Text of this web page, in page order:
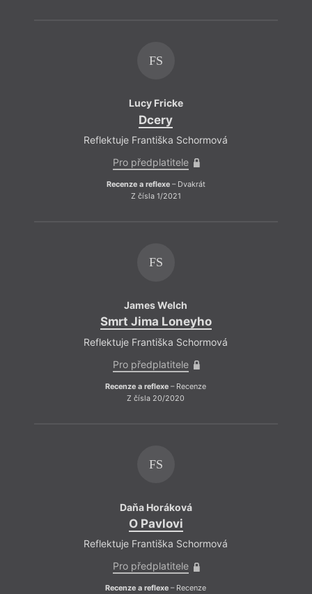
FS
Lucy Fricke
Dcery
Reflektuje Františka Schormová
Pro předplatitele
Recenze a reflexe– Dvakrát
Z čísla 1/2021
FS
James Welch
Smrt Jima Loneyho
Reflektuje Františka Schormová
Pro předplatitele
Recenze a reflexe – Recenze
Z čísla 20/2020
FS
Daňa Horáková
O Pavlovi
Reflektuje Františka Schormová
Pro předplatitele
Recenze a reflexe – Recenze